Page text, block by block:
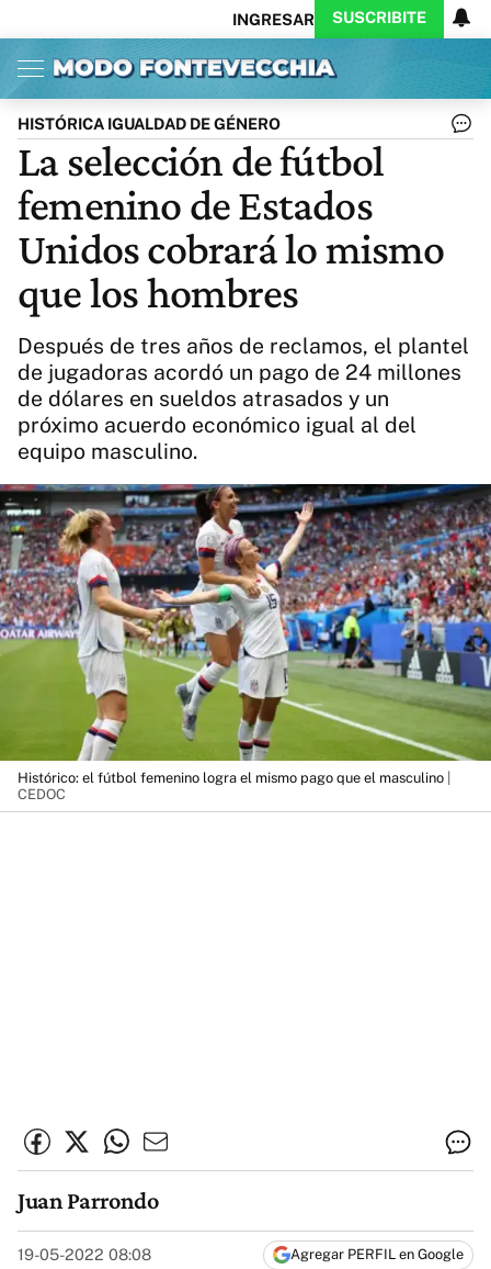
INGRESAR SUSCRIBITE
Inicio Ahora
Opinión
Política
Ciencia
Protagonistas
Cultura
Arte
Educación
Internacional
Clima
Deportes
CARAS
Exitoina
Turismo
Videos
Córdoba
Reperfilar
Business
Noticias
Exitoina
Diario del Juicio
Actualidad
HISTÓRICA IGUALDAD DE GÉNERO
La selección de fútbol
femenino de Estados
Unidos cobrará lo mismo
que los hombres
Después de tres años de reclamos, el plantel
de jugadoras acordó un pago de 24 millones
de dólares en sueldos atrasados y un
próximo acuerdo económico igual al del
equipo masculino.
Histórico: el fútbol femenino logra el mismo pago que el masculino |
CEDOC
Juan Parrondo
19-05-2022 08:08 Agregar PERFIL en Google